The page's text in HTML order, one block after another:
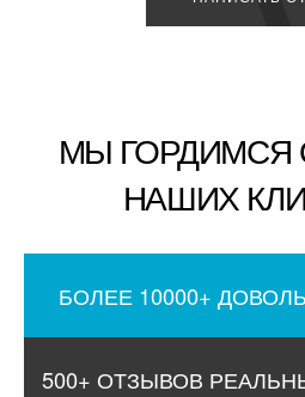
МЫ ГОРДИМСЯ
НАШИХ
БОЛЕЕ 10000+
500+ ОТЗЫВОВ